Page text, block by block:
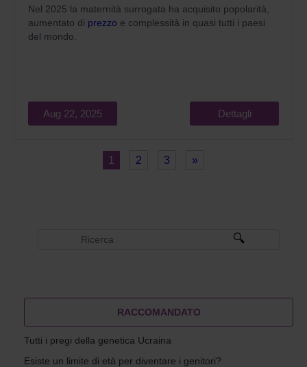
Nel 2025 la maternità surrogata ha acquisito popolarità,
aumentato di prezzo e complessità in quasi tutti i paesi
del mondo.
Aug 22, 2025 Dettagli
1 2 3 »
RACCOMANDATO
Tutti i pregi della genetica Ucraina
Esiste un limite di età per diventare i genitori?